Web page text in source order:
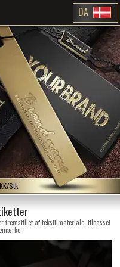
DA
Stk.
fremstillet af tekstilmateriale, tilpasset